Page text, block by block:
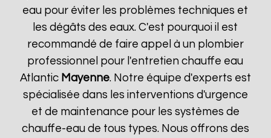
eau pour éviter les problèmes techniques et
les dégâts des eaux. C'est pourquoi il est
recommandé de faire appel à un plombier
professionnel pour l'entretien chauffe eau
Atlantic Mayenne. Notre équipe d'experts est
spécialisée dans les interventions d'urgence
et de maintenance pour les systèmes de
chauffe-eau de tous types. Nous offrons des